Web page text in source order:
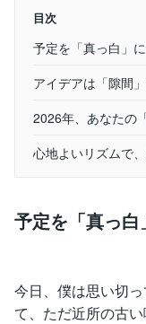
目次
予定を「真っ白」
アイデアは「隙間
2026年、あなたの
心地よいリズムで
予定を「真っ白
今日、僕は思い切
て、ただ近所の古い